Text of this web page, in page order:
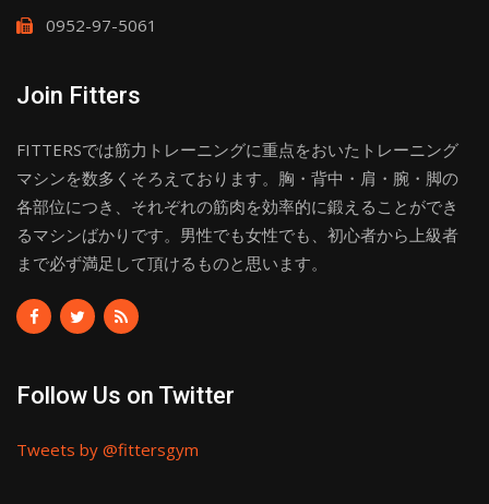
0952-97-5061
Join Fitters
FITTERSでは筋力トレーニングに重点をおいたトレーニング
マシンを数多くそろえております。胸・背中・肩・腕・脚の
各部位につき、それぞれの筋肉を効率的に鍛えることができ
るマシンばかりです。男性でも女性でも、初心者から上級者
まで必ず満足して頂けるものと思います。
Follow Us on Twitter
Tweets by @fittersgym